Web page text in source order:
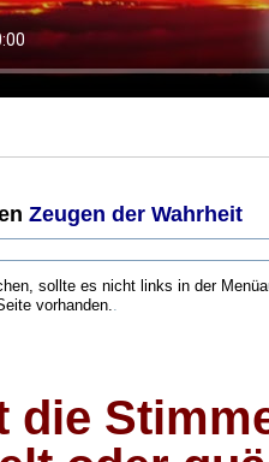
Zeugen der Wahrheit
sollte es nicht links in der
vorhanden..
die